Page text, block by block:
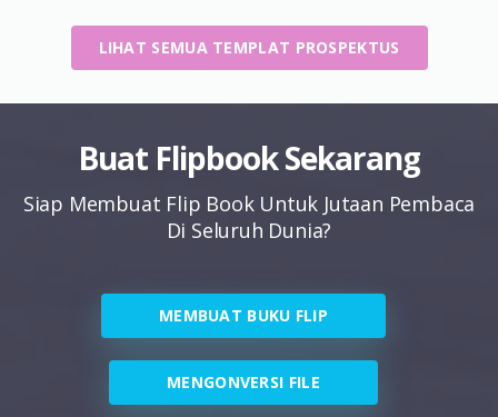
LIHAT SEMUA TEMPLAT PROSPEKTUS
Buat Flipbook Sekarang
Siap Membuat Flip Book Untuk Jutaan Pembaca
Di Seluruh Dunia?
MEMBUAT BUKU FLIP
MENGONVERSI FILE